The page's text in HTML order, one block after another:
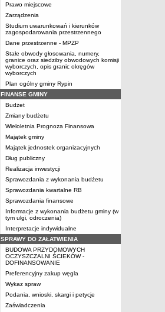
Prawo miejscowe
Zarządzenia
Studium uwarunkowań i kierunków
zagospodarowania przestrzennego
Dane przestrzenne - MPZP
Stałe obwody głosowania, numery,
granice oraz siedziby obwodowych komisji
wyborczych, opis granic okręgów
wyborczych
Plan ogólny gminy Rypin
FINANSE GMINY
Budżet
Zmiany budżetu
Wieloletnia Prognoza Finansowa
Majątek gminy
Majątek jednostek organizacyjnych
Dług publiczny
Realizacja inwestycji
Sprawozdania z wykonania budżetu
Sprawozdania kwartalne RB
Sprawozdania finansowe
Informacje z wykonania budżetu gminy (w
tym ulgi, odroczenia)
Interpretacje indywidualne
SPRAWY DO ZAŁATWIENIA
BUDOWA PRZYDOMOWYCH
OCZYSZCZALNI ŚCIEKÓW -
DOFINANSOWANIE
Preferencyjny zakup węgla
Wykaz spraw
Podania, wnioski, skargi i petycje
Zaświadczenia